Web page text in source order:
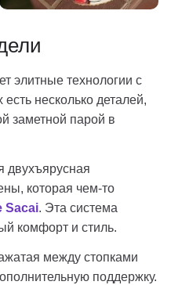
элитные технологии с
несколько деталей,
заметной парой в
двухъярусная
которая чем-то
Sacai. Эта система
комфорт и стиль.
между стопками
поддержку.